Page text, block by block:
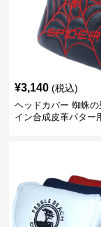
¥3,140 (税込)
ヘッドカバー 蜘蛛
イン合成皮革パター